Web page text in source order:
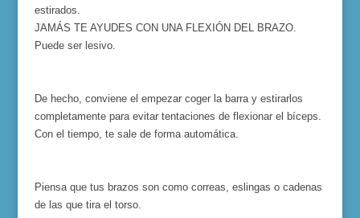
estirados.
JAMÁS TE AYUDES CON UNA FLEXIÓN DEL BRAZO.
Puede ser lesivo.
De hecho, conviene el empezar coger la barra y estirarlos
completamente para evitar tentaciones de flexionar el bíceps.
Con el tiempo, te sale de forma automática.
Piensa que tus brazos son como correas, eslingas o cadenas
de las que tira el torso.